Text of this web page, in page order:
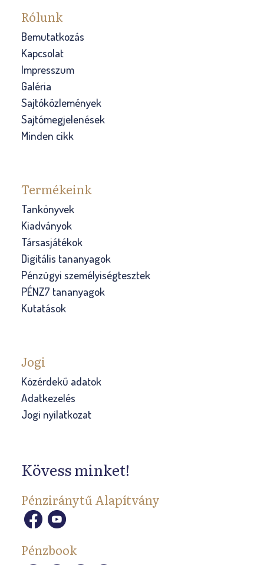
Rólunk
Bemutatkozás
Kapcsolat
Impresszum
Galéria
Sajtóközlemények
Sajtómegjelenések
Minden cikk
Termékeink
Tankönyvek
Kiadványok
Társasjátékok
Digitális tananyagok
Pénzügyi személyiségtesztek
PÉNZ7 tananyagok
Kutatások
Jogi
Közérdekű adatok
Adatkezelés
Jogi nyilatkozat
Kövess minket!
Pénziránytű Alapítvány
Pénzbook